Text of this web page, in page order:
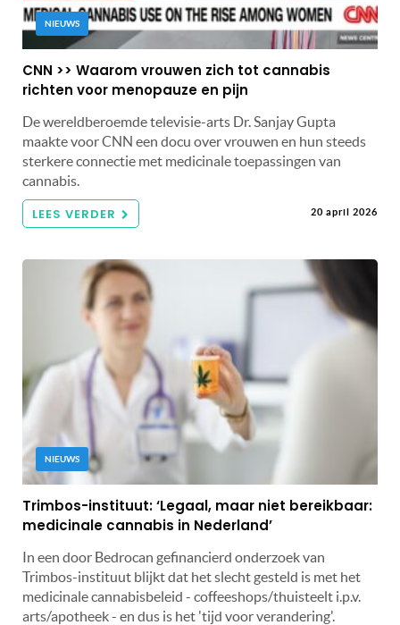
NIEUWS
CNN >> Waarom vrouwen zich tot cannabis
richten voor menopauze en pijn
De wereldberoemde televisie-arts Dr. Sanjay Gupta
maakte voor CNN een docu over vrouwen en hun steeds
sterkere connectie met medicinale toepassingen van
cannabis.
LEES VERDER 20 april 2026
NIEUWS
Trimbos-instituut: ‘Legaal, maar niet bereikbaar:
medicinale cannabis in Nederland’
In een door Bedrocan gefinancierd onderzoek van
Trimbos-instituut blijkt dat het slecht gesteld is met het
medicinale cannabisbeleid - coffeeshops/thuisteelt i.p.v.
arts/apotheek - en dus is het 'tijd voor verandering'.